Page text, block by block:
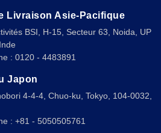
Livraison Asie-Pacifique
BSI, H-15, Secteur 63, Noida, UP
: 0120 - 4483891
Japon
4-4-4, Chuo-ku, Tokyo, 104-0032,
: +81 - 5050505761